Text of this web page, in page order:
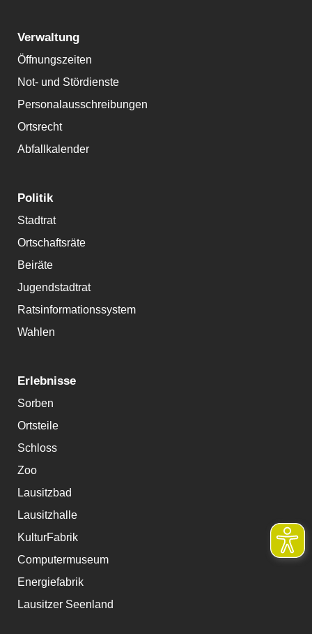
Verwaltung
Öffnungszeiten
Not- und Stördienste
Personalausschreibungen
Ortsrecht
Abfallkalender
Politik
Stadtrat
Ortschaftsräte
Beiräte
Jugendstadtrat
Ratsinformationssystem
Wahlen
Erlebnisse
Sorben
Ortsteile
Schloss
Zoo
Lausitzbad
Lausitzhalle
KulturFabrik
Computermuseum
Energiefabrik
Lausitzer Seenland